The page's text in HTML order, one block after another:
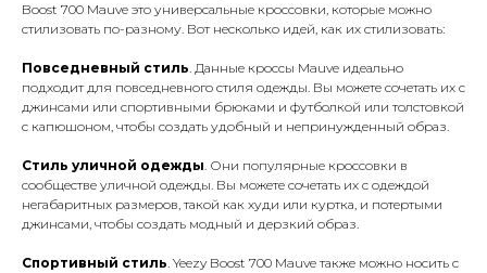
Boost 700 Mauve это универсальные кроссовки, которые можно
стилизовать по-разному. Вот несколько идей, как их стилизовать:
Повседневный стиль. Данные кроссы Mauve идеально
подходит для повседневного стиля одежды. Вы можете сочетать их с
джинсами или спортивными брюками и футболкой или толстовкой
с капюшоном, чтобы создать удобный и непринужденный образ.
Стиль уличной одежды. Они популярные кроссовки в
сообществе уличной одежды. Вы можете сочетать их с одеждой
негабаритных размеров, такой как худи или куртка, и потертыми
джинсами, чтобы создать модный и дерзкий образ.
Спортивный стиль. Yeezy Boost 700 Mauve также можно носить с